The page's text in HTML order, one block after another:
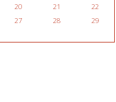
20 21
22
27 28
29